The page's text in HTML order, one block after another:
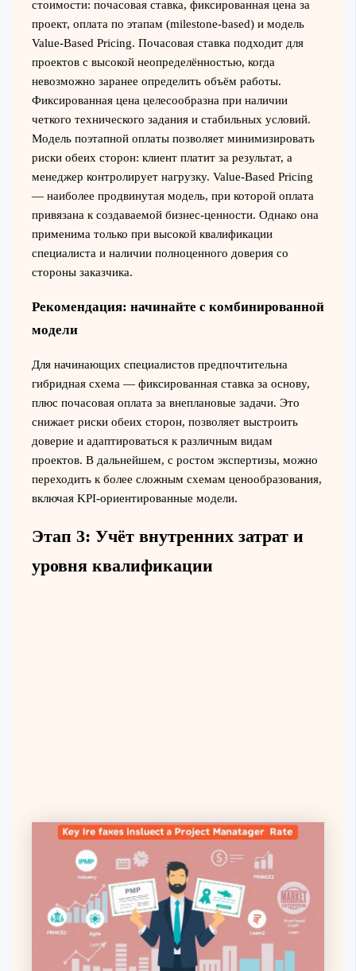
стоимости: почасовая ставка, фиксированная цена за
проект, оплата по этапам (milestone-based) и модель
Value-Based Pricing. Почасовая ставка подходит для
проектов с высокой неопределённостью, когда
невозможно заранее определить объём работы.
Фиксированная цена целесообразна при наличии
четкого технического задания и стабильных условий.
Модель поэтапной оплаты позволяет минимизировать
риски обеих сторон: клиент платит за результат, а
менеджер контролирует нагрузку. Value-Based Pricing
— наиболее продвинутая модель, при которой оплата
привязана к создаваемой бизнес-ценности. Однако она
применима только при высокой квалификации
специалиста и наличии полноценного доверия со
стороны заказчика.
Рекомендация: начинайте с комбинированной
модели
Для начинающих специалистов предпочтительна
гибридная схема — фиксированная ставка за основу,
плюс почасовая оплата за внеплановые задачи. Это
снижает риски обеих сторон, позволяет выстроить
доверие и адаптироваться к различным видам
проектов. В дальнейшем, с ростом экспертизы, можно
переходить к более сложным схемам ценообразования,
включая KPI-ориентированные модели.
Этап 3: Учёт внутренних затрат и
уровня квалификации